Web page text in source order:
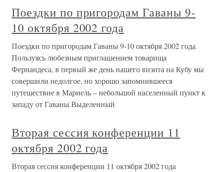
Поездки по пригородам Гаваны 9-
10 октября 2002 года
Поездки по пригородам Гаваны 9-10 октября 2002 года
Пользуясь любезным приглашением товарища
Фернандеса, в первый же день нашего визита на Кубу мы
совершили недолгое, но хорошо запомнившееся
путешествие в Мариель – небольшой населенный пункт к
западу от Гаваны.Выделенный
Вторая сессия конференции 11
октября 2002 года
Вторая сессия конференции 11 октября 2002 года